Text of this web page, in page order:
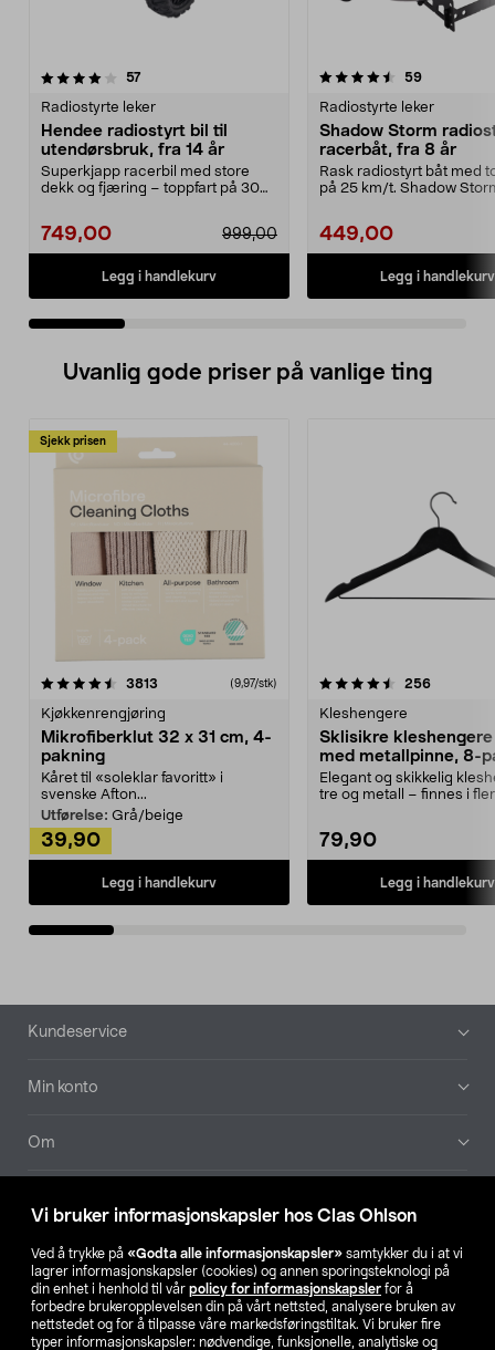
Vi bruker informasjonskapsler hos Clas Ohlson
Ved å trykke på «Godta alle informasjonskapsler» samtykker du i at vi
lagrer informasjonskapsler (cookies) og annen sporingsteknologi på
din enhet i henhold til vår policy for informasjonskapsler for å
forbedre brukeropplevelsen din på vårt nettsted, analysere bruken av
nettstedet og for å tilpasse våre markedsføringstiltak. Vi bruker fire
typer informasjonskapsler: nødvendige, funksjonelle, analytiske og
57anmeldelser
Radiostyrte leker
Hendee radiostyrt bil til
utendørsbruk, fra 14 år
Superkjapp racerbil med store
dekk og fjæring – toppfart på 30
749,00 999,00
Legg i handlekurv
4.5 av 5 stjerner 59
Radiostyrte leker
Shadow Storm
racerbåt, fra 8 år
Rask radiostyrt båt med
på 25 km/t. Shadow
449,00
Legg i handlekurv
4.0 av 5 stjerner
Uvanlig gode priser på vanlige ting
Sjekk prisen
3813 anmeldelser(9,97/stk)
Kjøkkenrengjøring
Mikrofiberklut 32 x 31 cm, 4-
pakning
Kåret til «soleklar favoritt» i
svenske Afton...
Utførelse: Grå/beige
39,90
Legg i handlekurv
4.5av 5 stjerner 256
Kleshengere
Sklisikre
med metallpinne, 8-
Elegant og skikkelig
tre og metall – finnes i
79,90
Legg i handlekurv
4.5av 5 stjerner
Bunntekst
Kundeservice
Min konto
Om
Våre selskaper
Finn din butikk